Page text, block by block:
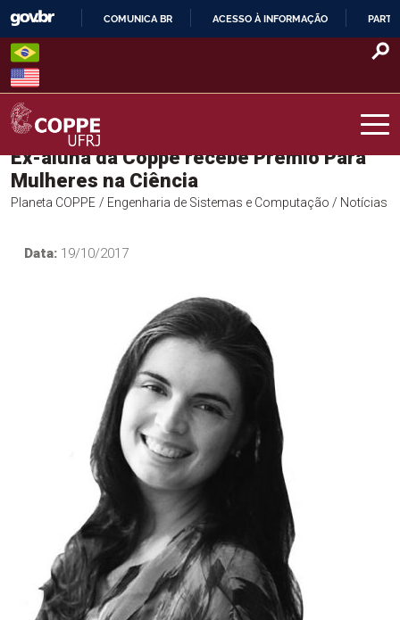
Skip
content
O
COMUNICA BR ACESSO À INFORMAÇÃO
COPPE – UFRJ
Ex-aluna da Coppe recebe Prêmio Para
Mulheres na Ciência
Planeta COPPE / Engenharia de Sistemas e Computação / Notícias
Data: 19/10/2017